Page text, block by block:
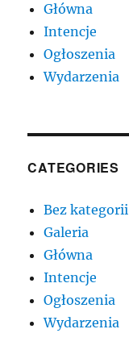
Główna
Intencje
Ogłoszenia
Wydarzenia
CATEGORIES
Bez kategorii
Galeria
Główna
Intencje
Ogłoszenia
Wydarzenia